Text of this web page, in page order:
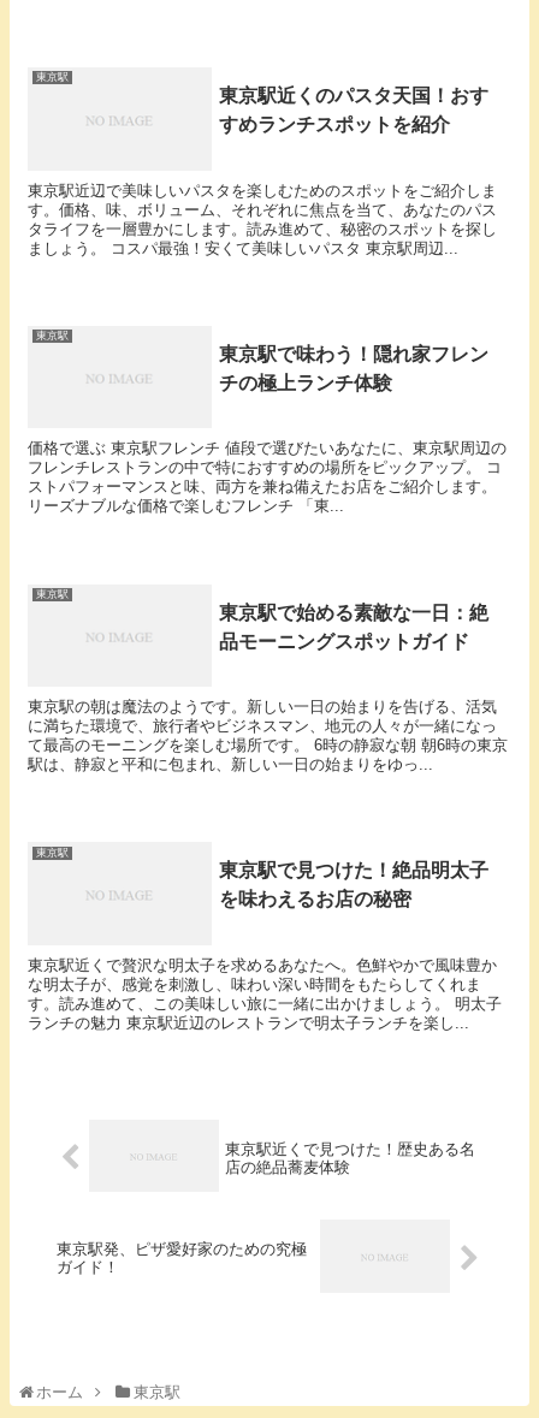
東京駅
東京駅近くのパスタ天国！おす
すめランチスポットを紹介
東京駅近辺で美味しいパスタを楽しむためのスポットをご紹介しま
す。価格、味、ボリューム、それぞれに焦点を当て、あなたのパス
タライフを一層豊かにします。読み進めて、秘密のスポットを探し
ましょう。 コスパ最強！安くて美味しいパスタ 東京駅周辺...
東京駅
東京駅で味わう！隠れ家フレン
チの極上ランチ体験
価格で選ぶ 東京駅フレンチ 値段で選びたいあなたに、東京駅周辺の
フレンチレストランの中で特におすすめの場所をピックアップ。 コ
ストパフォーマンスと味、両方を兼ね備えたお店をご紹介します。
リーズナブルな価格で楽しむフレンチ 「東...
東京駅
東京駅で始める素敵な一日：絶
品モーニングスポットガイド
東京駅の朝は魔法のようです。新しい一日の始まりを告げる、活気
に満ちた環境で、旅行者やビジネスマン、地元の人々が一緒になっ
て最高のモーニングを楽しむ場所です。 6時の静寂な朝 朝6時の東京
駅は、静寂と平和に包まれ、新しい一日の始まりをゆっ...
東京駅
東京駅で見つけた！絶品明太子
を味わえるお店の秘密
東京駅近くで贅沢な明太子を求めるあなたへ。色鮮やかで風味豊か
な明太子が、感覚を刺激し、味わい深い時間をもたらしてくれま
す。読み進めて、この美味しい旅に一緒に出かけましょう。 明太子
ランチの魅力 東京駅近辺のレストランで明太子ランチを楽し...
東京駅近くで見つけた！歴史ある名
店の絶品蕎麦体験
東京駅発、ピザ愛好家のための究極
ガイド！
ホーム 東京駅